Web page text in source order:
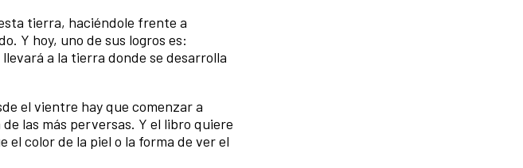
tierra, haciéndole frente a
Y hoy, uno de sus logros es:
a la tierra donde se desarrolla
el vientre hay que comenzar a
las más perversas. Y el libro quiere
el color de la piel o la forma de ver el